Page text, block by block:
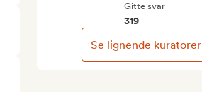
Gitte svar
319
Se lignende kuratorer